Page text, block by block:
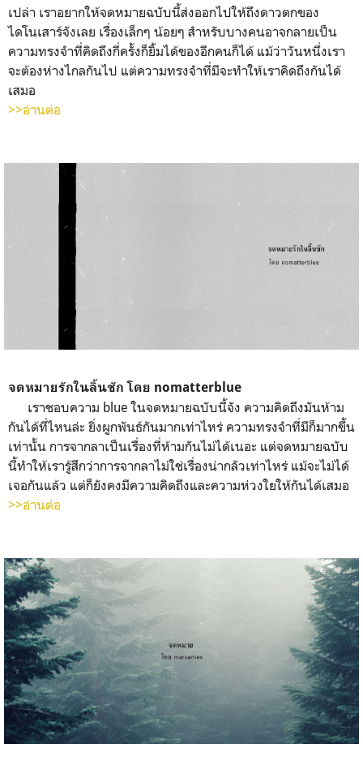
เปล่า เราอยากให้จดหมายฉบับนี้ส่งออกไปให้ถึงดาวตกของ
ไดโนเสาร์จังเลย เรื่องเล็กๆ น้อยๆ สำหรับบางคนอาจกลายเป็น
ความทรงจำที่คิดถึงกี่ครั้งก็ยิ้มได้ของอีกคนก็ได้ แม้ว่าวันหนึ่งเรา
จะต้องห่างไกลกันไป แต่ความทรงจำที่มีจะทำให้เราคิดถึงกันได้
เสมอ
>>อ่านต่อ
จดหมายรักในลิ้นชัก โดย nomatterblue
เราชอบความ blue ในจดหมายฉบับนี้จัง ความคิดถึงมันห้าม
กันได้ที่ไหนล่ะ ยิ่งผูกพันธ์กันมากเท่าไหร่ ความทรงจำที่มีก็มากขึ้น
เท่านั้น การจากลาเป็นเรื่องที่ห้ามกันไม่ได้เนอะ แต่จดหมายฉบับ
นี้ทำให้เรารู้สึกว่าการจากลาไม่ใช่เรื่องน่ากลัวเท่าไหร่ แม้จะไม่ได้
เจอกันแล้ว แต่ก็ยังคงมีความคิดถึงและความห่วงใยให้กันได้เสมอ
>>อ่านต่อ